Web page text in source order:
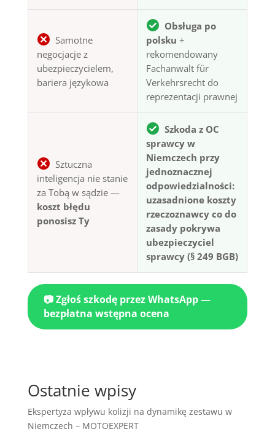
Samotne
negocjacje z
ubezpieczycielem,
bariera językowa
Obsługa po
polsku +
rekomendowany
Fachanwalt für
Verkehrsrecht do
reprezentacji prawnej
Sztuczna
inteligencja nie stanie
za Tobą w sądzie —
koszt błędu
ponosisz Ty
Szkoda z OC
sprawcy w
Niemczech przy
jednoznacznej
odpowiedzialności:
uzasadnione koszty
rzeczoznawcy co do
zasady pokrywa
ubezpieczyciel
sprawcy (§ 249 BGB)
📷 Zgłoś szkodę przez WhatsApp —
bezpłatna wstępna ocena
Ostatnie wpisy
Ekspertyza wpływu kolizji na dynamikę zestawu w
Niemczech – MOTOEXPERT